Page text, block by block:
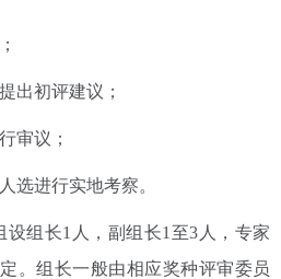
出初评建议；
审议；
选进行实地考察。
设组长1人，副组长1至3人，专家
。组长一般由相应奖种评审委员